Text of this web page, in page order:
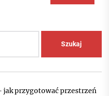
jak przygotować przestrzeń